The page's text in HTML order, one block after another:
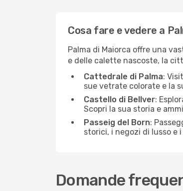
Cosa fare e vedere a
Palma di Maiorca offre una
e delle calette nascoste, la
Cattedrale di Palma:
sue vetrate colorate e la
Castello di Bellver:
Scopri la sua storia e
Passeig del Born:
storici, i negozi di lusso e
Domande